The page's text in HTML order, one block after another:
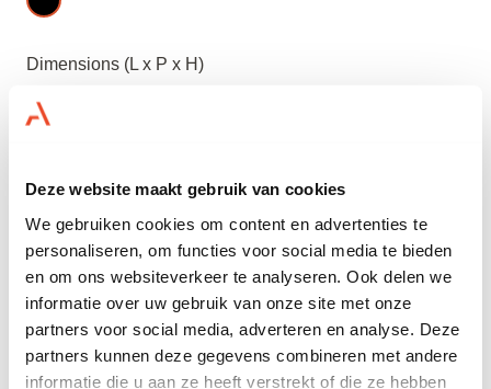
Deze website maakt gebruik van cookies
We gebruiken cookies om content en advertenties te
personaliseren, om functies voor social media te bieden
en om ons websiteverkeer te analyseren. Ook delen we
informatie over uw gebruik van onze site met onze
partners voor social media, adverteren en analyse. Deze
partners kunnen deze gegevens combineren met andere
informatie die u aan ze heeft verstrekt of die ze hebben
Dimensions (L x P x H)
180 x 90 x 105 CM
ajouter
besoin d’aide ?
14 000 m2 de mobilier disponible
Louer à partir d’un jour